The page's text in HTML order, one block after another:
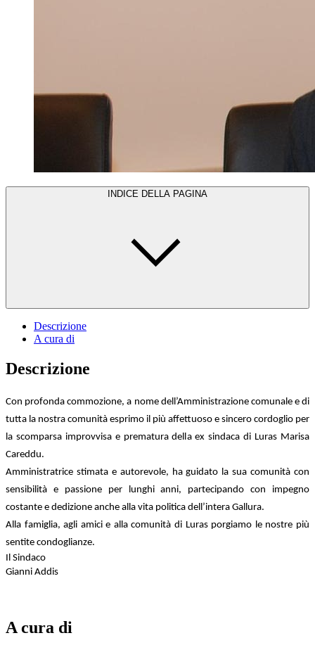
INDICE DELLA PAGINA
Descrizione
A cura di
Descrizione
Con profonda commozione, a nome dell’Amministrazione comunale e di
tutta la nostra comunità esprimo il più affettuoso e sincero cordoglio per
la scomparsa improvvisa e prematura della ex sindaca di Luras Marisa
Careddu.
Amministratrice stimata e autorevole, ha guidato la sua comunità con
sensibilità e passione per lunghi anni, partecipando con impegno
costante e dedizione anche alla vita politica dell’intera Gallura.
Alla famiglia, agli amici e alla comunità di Luras porgiamo le nostre più
sentite condoglianze.
Il Sindaco
Gianni Addis
A cura di